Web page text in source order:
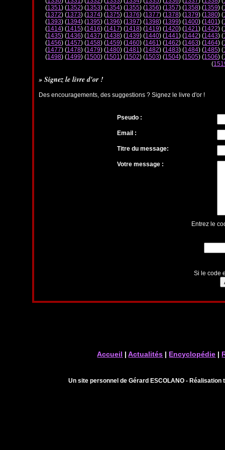
(1351) (1352) (1353) (1354) (1355) (1356) (1357) (1358) (1359) (
(1372) (1373) (1374) (1375) (1376) (1377) (1378) (1379) (1380) (
(1393) (1394) (1395) (1396) (1397) (1398) (1399) (1400) (1401) (
(1414) (1415) (1416) (1417) (1418) (1419) (1420) (1421) (1422) (
(1435) (1436) (1437) (1438) (1439) (1440) (1441) (1442) (1443) (
(1456) (1457) (1458) (1459) (1460) (1461) (1462) (1463) (1464) (
(1477) (1478) (1479) (1480) (1481) (1482) (1483) (1484) (1485) (
(1498) (1499) (1500) (1501) (1502) (1503) (1504) (1505) (1506) (
(
» Signez le livre d'or !
Des encouragements, des suggestions ? Signez le livre d'or !
Pseudo :
Email :
Titre du message:
Votre message :
Entrez le
Si le code
Accueil |Actualités | Encyclopédie |
Un site personnel de Gérard ESCOLANO -